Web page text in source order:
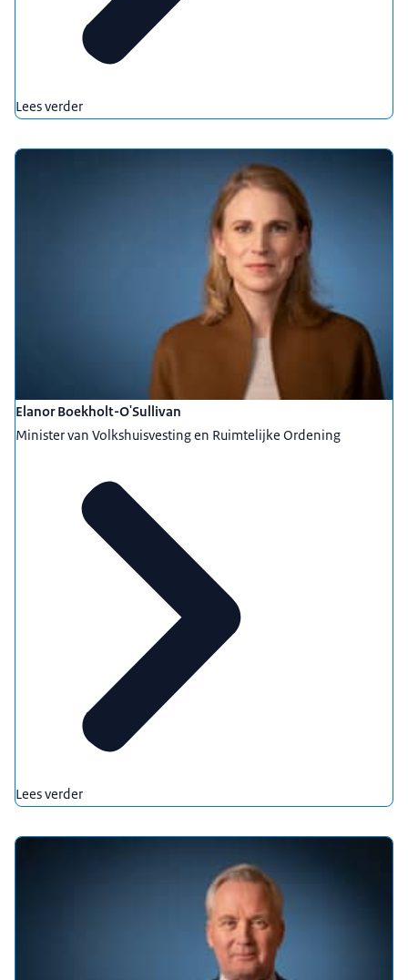
Lees verder
Elanor Boekholt-O'Sullivan
Minister van Volkshuisvesting en Ruimtelijke Ordening
Lees verder